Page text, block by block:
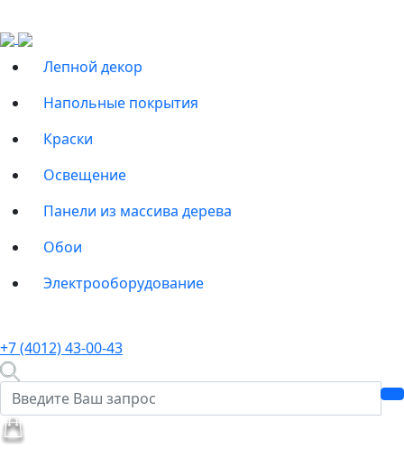
Лепной декор
Напольные покрытия
Краски
Освещение
Панели из массива дерева
Обои
Электрооборудование
+7 (4012) 43-00-43